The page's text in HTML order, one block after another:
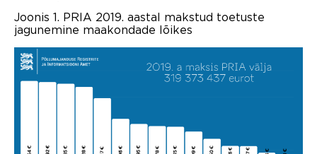
Joonis 1. PRIA 2019. aastal makstud toetuste
jagunemine maakondade lõikes